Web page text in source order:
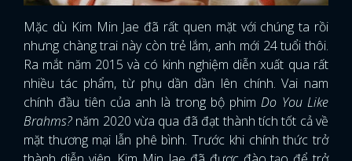
Mặc dù Kim Min Jae đã rất quen mặt với chúng ta rồi
nhưng chàng trai này còn trẻ lắm, anh mới 24 tuổi thôi.
Ra mắt năm 2015 và có kinh nghiệm diễn xuất qua rất
nhiều tác phẩm, từ phụ dần dần lên chính. Vai nam
chính đầu tiên của anh là trong bộ phimDo You Like
Brahms? năm 2020 vừa qua đã đạt thành tích tốt cả về
mặt thương mại lẫn phê bình. Trước khi chính thức trở